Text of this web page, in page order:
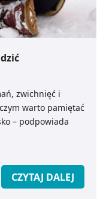
zwichnięć i
warto pamiętać
– podpowiada
CZYTAJ DALEJ